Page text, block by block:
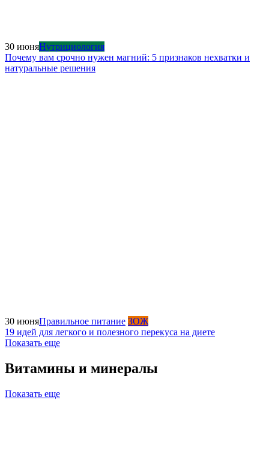
30 июняНутрициология
Почему вам срочно нужен магний: 5 признаков нехватки и
натуральные решения
30 июняПравильное питание ЗОЖ
19 идей для легкого и полезного перекуса на диете
Показать еще
Витамины и минералы
Показать еще